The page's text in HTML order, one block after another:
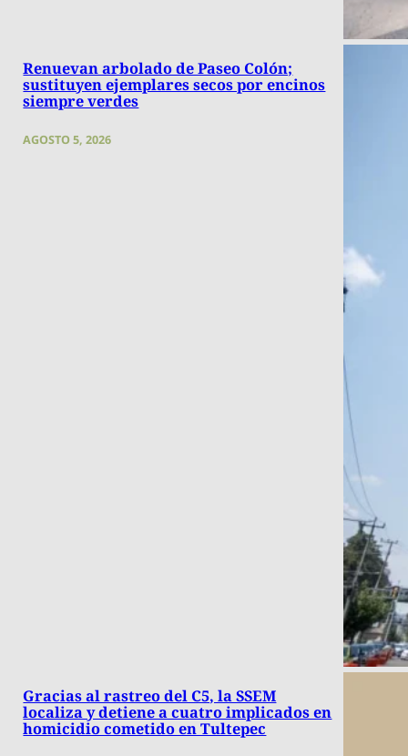
Renuevan arbolado de Paseo Colón;
sustituyen ejemplares secos por encinos
siempre verdes
AGOSTO 5, 2026
Gracias al rastreo del C5, la SSEM
localiza y detiene a cuatro implicados en
homicidio cometido en Tultepec